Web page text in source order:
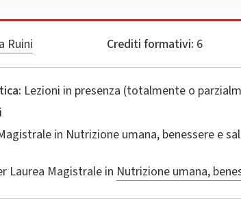
Ruini Crediti formativi: 6
Lezioni in presenza (totalmente o
in Nutrizione umana, benessere e
Laurea Magistrale in Nutrizione umana,